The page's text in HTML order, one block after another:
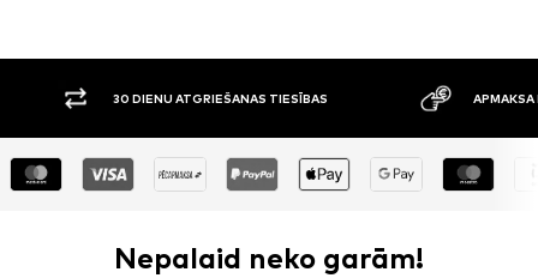
30 DIENU ATGRIEŠANAS TIESĪBAS APMAKSA
Nepalaid neko garām!